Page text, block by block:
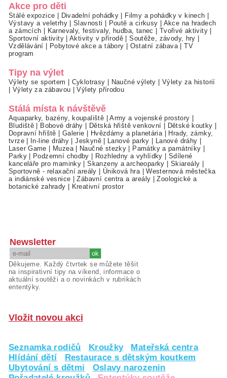
Akce pro děti
Stálé expozice | Divadelní pohádky | Filmy a pohádky v kinech |
Výstavy a veletrhy|Slavnosti | Poutě a cirkusy | Akce na hradech
a zámcích | Karnevaly, festivaly, hudba, tanec | Tvořivé aktivity |
Sportovní aktivity|Aktivity v přírodě |Soutěže, závody, hry |
Vzdělávání | Pobytové akce a tábory | Ostatní zábava |TV
program
Tipy na výlet
Výlety se sportem | Cyklotrasy | Naučné výlety | Výlety za historií
| Výlety za zábavou |Výlety přírodou
Stálá místa k návštěvě
Aquaparky, bazény, koupaliště |Army a vojenské prostory |
Bludiště | Bobové dráhy | Dětská hřiště venkovní | Dětské koutky |
Dopravní hřiště | Galerie | Hvězdárny a planetária | Hrady, zámky,
tvrze| In-line dráhy |Jeskyně| Lanové parky | Lanové dráhy |
Laser Game | Muzea| Naučné stezky | Památky a památníky |
Parky| Podzemní chodby | Rozhledny a vyhlídky | Sdílené
kanceláře pro maminky |Skanzeny a archeoparky | Skiareály |
Sportovně - relaxační areály | Úniková hra |Westernová městečka
a indiánské vesnice |Zábavní centra a areály |Zoologické a
botanické zahrady | Kreativní prostor
Newsletter
Děkujeme. Každý čtvrtek se můžete těšit
na inspirativní tipy na víkend, informace o
aktuální soutěži a o novinkách v rubrikách
ententýky.
Vložit novou akci
Seznamka rodičů Kroužky
Mateřská centra
Hlídání dětí
Restaurace s dětským koutkem
Ubytování s dětmi
Oslavy narozenin